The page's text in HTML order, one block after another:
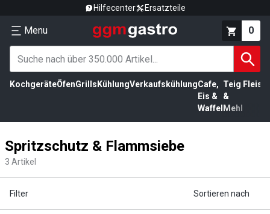
Hilfecenter Ersatzteile
Menu 0
KochgeräteÖfenGrills KühlungVerkaufskühlungCafe,
Eis &
Waffel
Teig
&
Mehl
Spritzschutz & Flammsiebe
3 Artikel
Filter Sortieren nach